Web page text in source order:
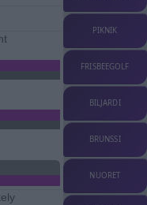
PIKNIK
FRISBEEGOLF
BILJARDI
BRUNSSI
NUORET